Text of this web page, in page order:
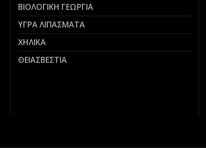
ΒΙΟΛΟΓΙΚΗ ΓΕΩΡΓΙΑ
ΥΓΡΑ ΛΙΠΑΣΜΑΤΑ
ΧΗΛΙΚΑ
ΘΕΙΑΣΒΕΣΤΙΑ